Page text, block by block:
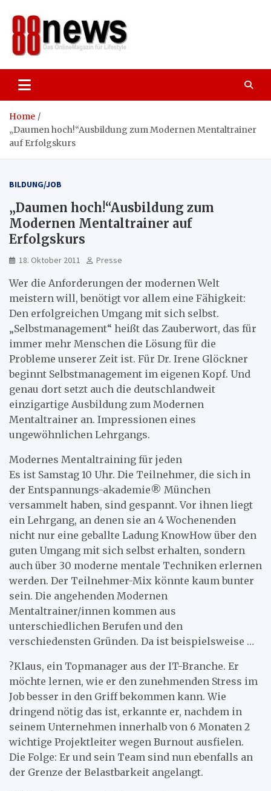
content
Home
„Daumen hoch!“Ausbildung zum Modernen Mentaltrainer
auf Erfolgskurs
BILDUNG/JOB
„Daumen hoch!“Ausbildung zum
Modernen Mentaltrainer auf
Erfolgskurs
18. Oktober 2011 Presse
Wer die Anforderungen der modernen Welt
meistern will, benötigt vor allem eine Fähigkeit:
Den erfolgreichen Umgang mit sich selbst.
„Selbstmanagement“ heißt das Zauberwort, das für
immer mehr Menschen die Lösung für die
Probleme unserer Zeit ist. Für Dr. Irene Glöckner
beginnt Selbstmanagement im eigenen Kopf. Und
genau dort setzt auch die deutschlandweit
einzigartige Ausbildung zum Modernen
Mentaltrainer an. Impressionen eines
ungewöhnlichen Lehrgangs.
Modernes Mentaltraining für jeden
Es ist Samstag 10 Uhr. Die Teilnehmer, die sich in
der Entspannungs-akademie® München
versammelt haben, sind gespannt. Vor ihnen liegt
ein Lehrgang, an denen sie an 4 Wochenenden
nicht nur eine geballte Ladung KnowHow über den
guten Umgang mit sich selbst erhalten, sondern
auch über 30 moderne mentale Techniken erlernen
werden. Der Teilnehmer-Mix könnte kaum bunter
sein. Die angehenden Modernen
Mentaltrainer/innen kommen aus
unterschiedlichen Berufen und den
verschiedensten Gründen. Da ist beispielsweise …
?Klaus, ein Topmanager aus der IT-Branche. Er
möchte lernen, wie er den zunehmenden Stress im
Job besser in den Griff bekommen kann. Wie
dringend nötig das ist, erkannte er, nachdem in
seinem Unternehmen innerhalb von 6 Monaten 2
wichtige Projektleiter wegen Burnout ausfielen.
Die Folge: Er und sein Team sind nun ebenfalls an
der Grenze der Belastbarkeit angelangt.